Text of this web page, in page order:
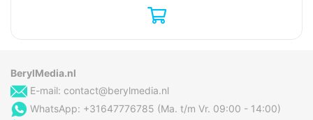
BerylMedia.nl
E-mail: contact@berylmedia.nl
WhatsApp: +31647776785 (Ma. t/m Vr. 09:00 - 14:00)